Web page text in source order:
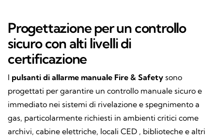
Progettazione per un controllo
sicuro con alti livelli di
certificazione
I pulsanti di allarme manuale Fire & Safety sono
progettati per garantire un controllo manuale sicuro e
immediato nei sistemi di rivelazione e spegnimento a
gas, particolarmente richiesti in ambienti critici come
archivi, cabine elettriche, locali CED , biblioteche e altri